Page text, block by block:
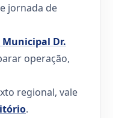
jornada de
Dr.
operação,
regional, vale
.